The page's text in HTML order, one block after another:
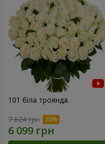
101 біла троянда
7 624 грн